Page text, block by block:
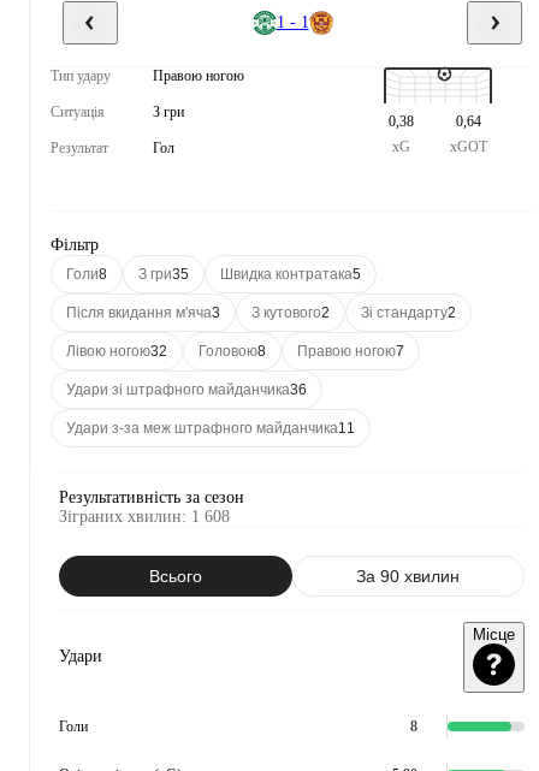
1 - 1
Тип удару Правою ногою
Ситуація З гри
Результат Гол
0,38
xG
0,64
xGOT
Фільтр
Голи8 З гри35 Швидка контратака5
Після вкидання м'яча3 З кутового2 Зі стандарту2
Лівою ногою32 Головою8 Правою ногою7
Удари зі штрафного майданчика36
Удари з-за меж штрафного майданчика11
Результативність за сезон
Зіграних хвилин: 1 608
Всього За 90 хвилин
Удари
Місце
Голи 8